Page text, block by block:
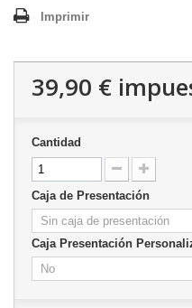
Imprimir
39,90 €
Cantidad
Caja de Presentación
Caja Presentación